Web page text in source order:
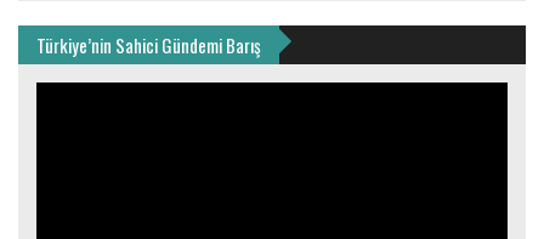
Türkiye’nin Sahici Gündemi Barış